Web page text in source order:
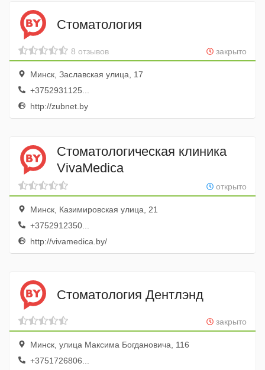
Стоматология
закрыто
8 отзывов
Минск, Заславская улица, 17
+3752931125...
http://zubnet.by
Стоматологическая клиника
VivaMedica
открыто
Минск, Казимировская улица, 21
+3752912350...
http://vivamedica.by/
Стоматология Дентлэнд
закрыто
Минск, улица Максима Богдановича, 116
+3751726806...